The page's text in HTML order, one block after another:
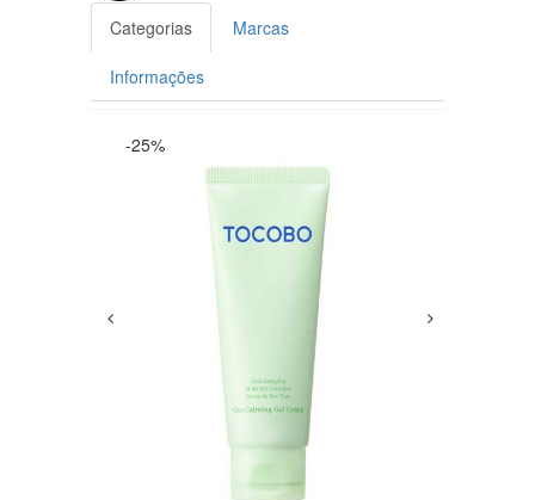
Categorias Marcas
Informações
-25%